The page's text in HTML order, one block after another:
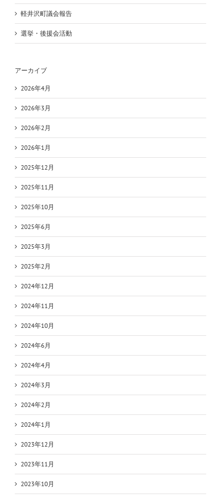
軽井沢町議会報告
選挙・後援会活動
アーカイブ
2026年4月
2026年3月
2026年2月
2026年1月
2025年12月
2025年11月
2025年10月
2025年6月
2025年3月
2025年2月
2024年12月
2024年11月
2024年10月
2024年6月
2024年4月
2024年3月
2024年2月
2024年1月
2023年12月
2023年11月
2023年10月